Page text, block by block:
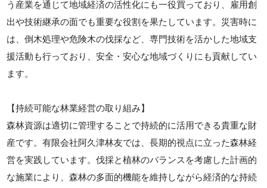
う産業を通じて地域経済の活性化にも一役買っており、雇用創
出や技術継承の面でも重要な役割を果たしています。災害時に
は、倒木処理や危険木の伐採など、専門技術を活かした地域支
援活動も行っており、安全・安心な地域づくりにも貢献してい
ます。
【持続可能な林業経営の取り組み】
森林資源は適切に管理することで持続的に活用できる貴重な財
産です。有限会社阿久津林友では、長期的視点に立った森林経
営を実践しています。伐採と植林のバランスを考慮した計画的
な施業により、森林の多面的機能を維持しながら経済的な持続